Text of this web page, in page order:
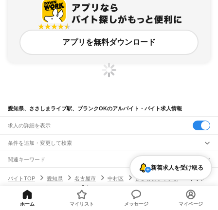
アプリを無料ダウンロード
愛知県、ささしまライブ駅、ブランクOKのアルバイト・バイト求人情報
求人の詳細を表示
条件を追加・変更して検索
市区町村を追加・変更
愛知県すべて
千種区
中村区 熱田区
守山区
緑区名東区
駅を追加・変更
JR中央本線(名古屋～塩尻)
名古屋駅
千種駅千種駅 大曽根駅 新守山駅
春日井駅
職種を追加・変更
飲食・フードサービス
関連キーワード
ガチャガチャ犬カフェ
バイトTOP
愛知県 名古屋市 中村区 ささしまライブ駅
ブラン
クOKのアルバイト・バイト・求人
新着求人を受け取る
ホーム マイリスト メッセージ マイページ